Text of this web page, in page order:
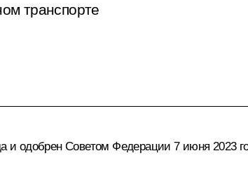
транспорте
и одобрен Советом Федерации 7 июня 2023